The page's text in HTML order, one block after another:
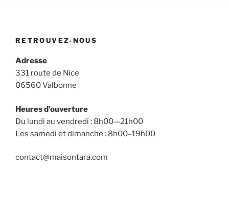
RETROUVEZ-NOUS
Adresse
331 route de Nice
06560 Valbonne
Heures d’ouverture
Du lundi au vendredi : 8h00—21h00
Les samedi et dimanche : 8h00–19h00
contact@maisontara.com